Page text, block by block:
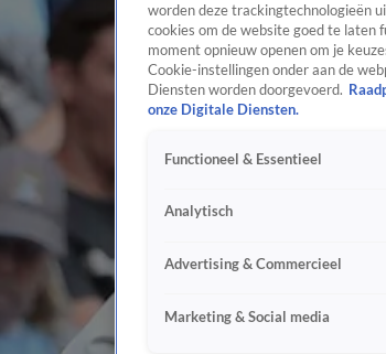
worden deze trackingtechnologieën
cookies om de website goed te laten
moment opnieuw openen om je
Cookie-instellingen onder aan de
Diensten worden doorgevoerd.
onze Digitale Diensten.
Functioneel & Essentieel
Analytisch
Advertising & Commercieel
Marketing & Social media